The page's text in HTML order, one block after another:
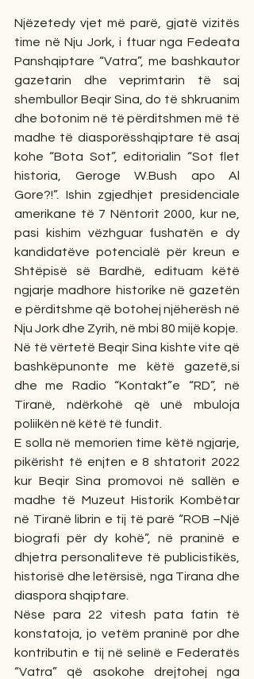
Njëzetedy vjet më parë, gjatë vizitës
time në Nju Jork, i ftuar nga Fedeata
Panshqiptare “Vatra”, me bashkautor
gazetarin dhe veprimtarin të saj
shembullor Beqir Sina, do të shkruanim
dhe botonim në të përditshmen më të
madhe të diasporësshqiptare të asaj
kohe “Bota Sot”, editorialin “Sot flet
historia, Geroge W.Bush apo Al
Gore?!”. Ishin zgjedhjet presidenciale
amerikane të 7 Nëntorit 2000, kur ne,
pasi kishim vëzhguar fushatën e dy
kandidatëve potencialë për kreun e
Shtëpisë së Bardhë, edituam këtë
ngjarje madhore historike në gazetën
e përditshme që botohej njëherësh në
Nju Jork dhe Zyrih, në mbi 80 mijë kopje.
Në të vërtetë Beqir Sina kishte vite që
bashkëpunonte me këtë gazetë,si
dhe me Radio “Kontakt”e “RD”, në
Tiranë, ndërkohë që unë mbuloja
poliikën në këtë të fundit.
E solla në memorien time këtë ngjarje,
pikërisht të enjten e 8 shtatorit 2022
kur Beqir Sina promovoi në sallën e
madhe të Muzeut Historik Kombëtar
në Tiranë librin e tij të parë “ROB –Një
biografi për dy kohë”, në praninë e
dhjetra personaliteve të publicistikës,
historisë dhe letërsisë, nga Tirana dhe
diaspora shqiptare.
Nëse para 22 vitesh pata fatin të
konstatoja, jo vetëm praninë por dhe
kontributin e tij në selinë e Federatës
“Vatra” që asokohe drejtohej nga